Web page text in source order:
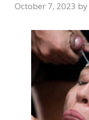
October 7, 2023 by